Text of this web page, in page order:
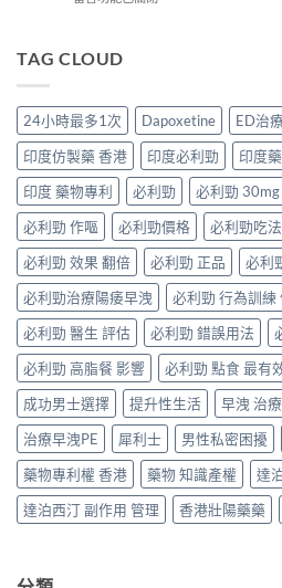
安
與
療
效
評
估〉
中
師
解
用
條
件、
風
險
與
安
全
指
南〉
中
析：
合
何
同
時
解
決
勃
起
功
能
障
礙
與
早
洩〉
中
顆
夠？
破
解
「劑
量
尷
尬」
的
三
種
解
法
與
替
代
方
案〉
中
Force
完
整
解
析：
雙
效
果
凍
威、
西
地
那
非
＋
達
泊
西
汀
一
次
搞
掂
ED
TAG CLOUD
24小時最多1次 Dapoxetine ED治
印度仿製藥 香港
印度必利勁 印度
印度 藥物專利
必利勁 必利勁
必利勁 作嘔
必利勁價格 必利勁吃法
必利勁 效果 翻倍
必利勁 正品
必利
必利勁治療陽痿早洩
必利勁 行為訓練
必利勁 醫生 評估
必利勁 錯誤用法
必利勁 高脂餐 影響
必利勁 點食 最有
成功男士選擇
提升性生活 早洩 治
治療早洩PE
犀利士 男性私密困擾
藥物專利權 香港
藥物 知識產權
達
達泊西汀 副作用 管理
香港壯陽藥藥